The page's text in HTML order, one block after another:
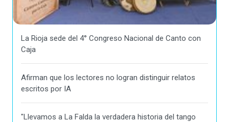
La Rioja sede del 4° Congreso Nacional de Canto con
Caja
Afirman que los lectores no logran distinguir relatos
escritos por IA
"Llevamos a La Falda la verdadera historia del tango